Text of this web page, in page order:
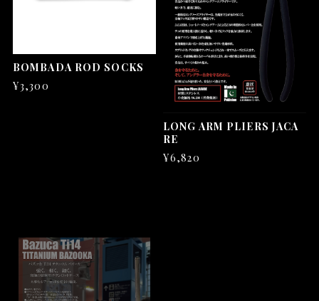
BOMBADA ROD SOCKS
¥3,300
LONG ARM PLIERS JACA
RE
¥6,820